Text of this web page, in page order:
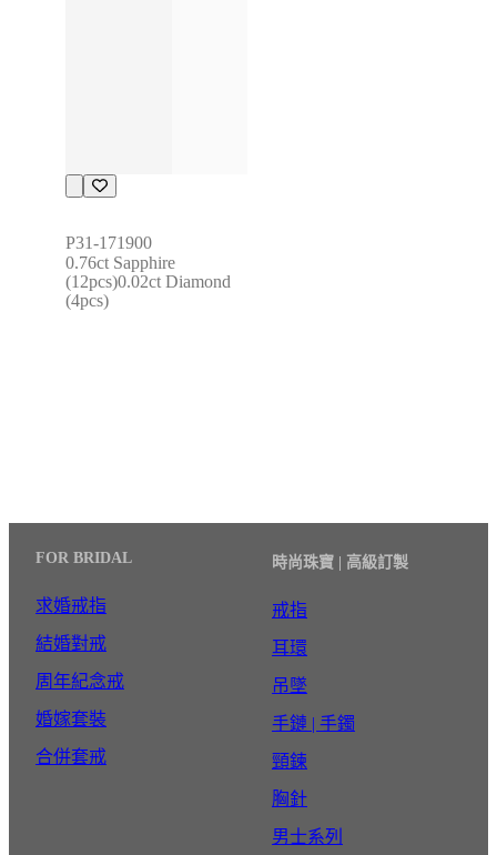
P31-171900
0.76ct Sapphire
(12pcs)0.02ct Diamond
(4pcs)
FOR BRIDAL
求婚戒指
結婚對戒
周年紀念戒
婚嫁套裝
合併套戒
時尚珠寶 | 高級訂製
戒指
耳環
吊墜
手鏈 | 手鐲
頸鍊
胸針
男士系列